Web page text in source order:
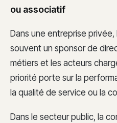
ou associatif
Dans une entreprise privée,
souvent un sponsor de
métiers et les acteurs
priorité porte sur la
la qualité de service ou la
Dans le secteur public, la